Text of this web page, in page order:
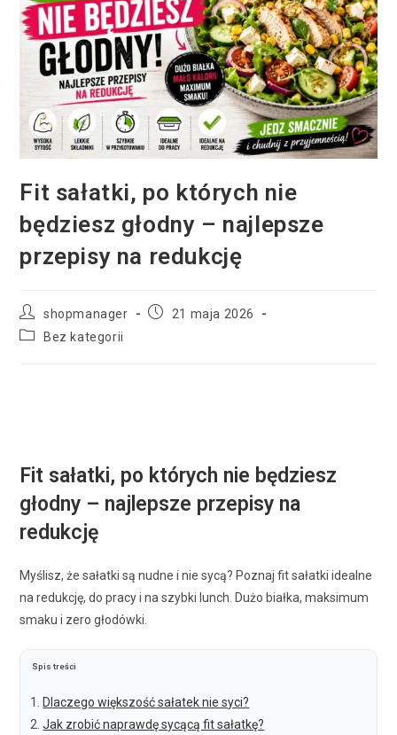
Fit sałatki, po których nie
będziesz głodny – najlepsze
przepisy na redukcję
shopmanager
21 maja 2026
Bez kategorii
Fit sałatki, po których nie będziesz
głodny – najlepsze przepisy na
redukcję
Myślisz, że sałatki są nudne i nie sycą? Poznaj fit sałatki idealne
na redukcję, do pracy i na szybki lunch. Dużo białka, maksimum
smaku i zero głodówki.
Spis treści
Dlaczego większość sałatek nie syci?
Jak zrobić naprawdę sycącą fit sałatkę?